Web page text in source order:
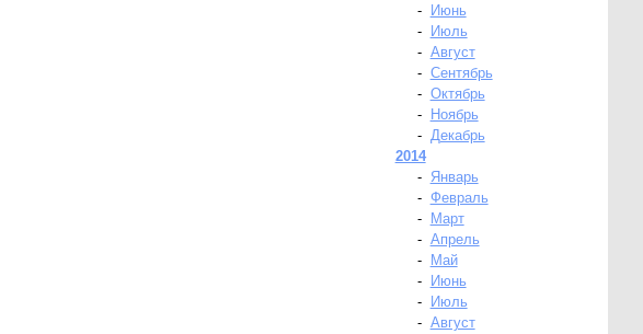
-
Июнь
-
Июль
- Август
- Сентябрь
- Октябрь
-
Ноябрь
- Декабрь
2014
-
Январь
- Февраль
-
Март
- Апрель
-
Май
-
Июнь
-
Июль
- Август